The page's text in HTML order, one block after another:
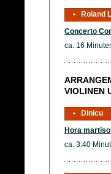
Roland
Concerto
ca. 16
VIOLINEN
Dinicu
Hora
ca. 3.40